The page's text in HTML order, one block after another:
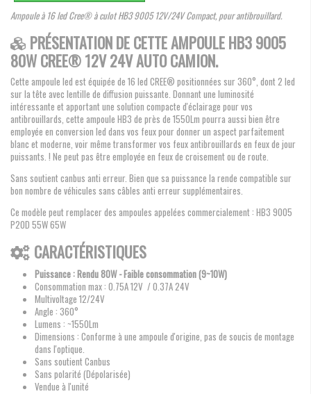
Ampoule à 16 led Cree®à culot HB3 9005 12V/24V Compact, pour antibrouillard.
PRÉSENTATION DE CETTE AMPOULE HB3 9005
80W CREE® 12V 24V AUTO CAMION.
Cette ampoule led est équipée de 16 led CREE® positionnées sur 360°, dont 2 led
sur la tête avec lentille de diffusion puissante. Donnant une luminosité
intéressante et apportant une solution compacte d'éclairage pour vos
antibrouillards, cette ampoule HB3 de près de 1550Lm pourra aussi bien être
employée en conversion led dans vos feux pour donner un aspect parfaitement
blanc et moderne, voir même transformer vos feux antibrouillards en feux de jour
puissants. ! Ne peut pas être employée en feux de croisement ou de route.
Sans soutient canbus anti erreur. Bien que sa puissance la rende compatible sur
bon nombre de véhicules sans câbles anti erreur supplémentaires.
Ce modèle peut remplacer des ampoules appelées commercialement : HB3 9005
P20D 55W 65W
CARACTÉRISTIQUES
Puissance : Rendu 80W - Faible consommation (9~10W)
Consommation max : 0.75A 12V / 0.37A 24V
Multivoltage 12/24V
Angle : 360°
Lumens : ~1550Lm
Dimensions : Conforme à une ampoule d'origine, pas de soucis de montage
dans l'optique.
Sans soutient Canbus
Sans polarité (Dépolarisée)
Vendue à l'unité